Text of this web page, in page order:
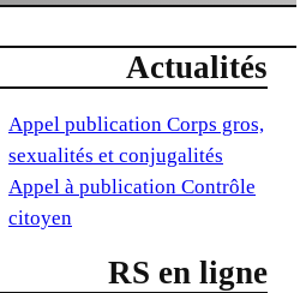
Actualités
Appel publication Corps gros,
sexualités et conjugalités
Appel à publication Contrôle
citoyen
RS en ligne